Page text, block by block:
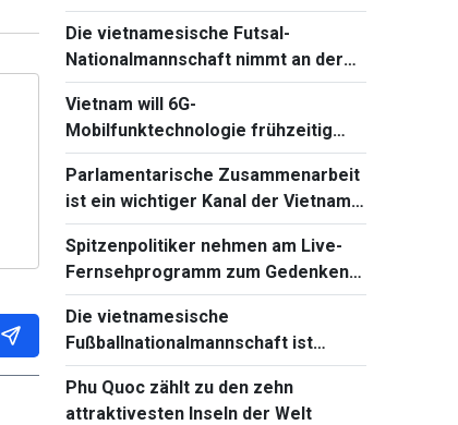
Wiederaufnahme von
Verhandlungen mit Russland
Die vietnamesische Futsal-
Nationalmannschaft nimmt an der
Continental Futsal Championship
2026 teil
Vietnam will 6G-
Mobilfunktechnologie frühzeitig
beherrschen und einführen
Parlamentarische Zusammenarbeit
ist ein wichtiger Kanal der Vietnam-
Kambodscha-Beziehungen
Spitzenpolitiker nehmen am Live-
Fernsehprogramm zum Gedenken
an gefallene Soldaten teil
Die vietnamesische
Fußballnationalmannschaft ist
bereit für das Spiel gegen Singapur
bei Südostasienmeisterschaft 2026
Phu Quoc zählt zu den zehn
attraktivesten Inseln der Welt